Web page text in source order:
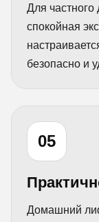
Для
спокойная
безопасно и
05
Домашний